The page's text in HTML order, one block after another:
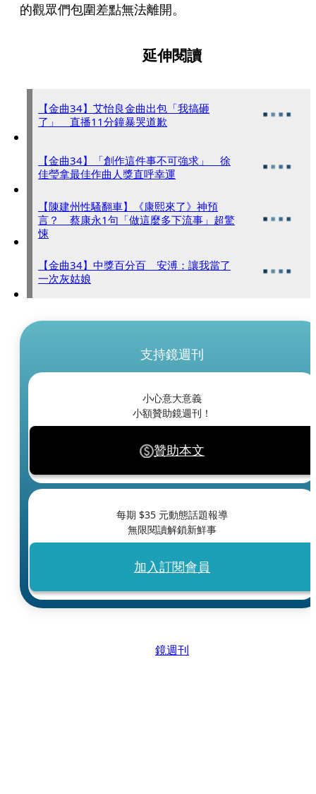
的觀眾們包圍差點無法離開。
延伸閱讀
【金曲34】艾怡良金曲出包「我搞砸
了」 直播11分鐘暴哭道歉
【金曲34】「創作這件事不可強求」 徐
佳瑩拿最佳作曲人獎直呼幸運
【陳建州性騷翻車】《康熙來了》神預
言？ 蔡康永1句「做這麼多下流事」超驚
悚
【金曲34】中獎百分百 安溥：讓我當了
一次灰姑娘
支持鏡週刊
小心意大意義
小額贊助鏡週刊！
贊助本文
每期 $35 元動態話題報導
無限閱讀解鎖新鮮事
加入訂閱會員
鏡週刊